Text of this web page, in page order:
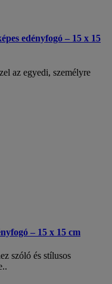
edényfogó – 15 x 15
az egyedi, személyre
– 15 x 15 cm
szóló és stílusos